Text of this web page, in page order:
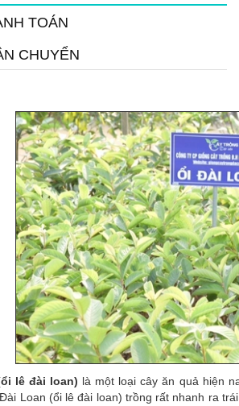
TOÁN
CHUYỂN
lê đài loan) là một loại cây ăn quả hiện
Loan (ổi lê đài loan) trồng rất nhanh ra